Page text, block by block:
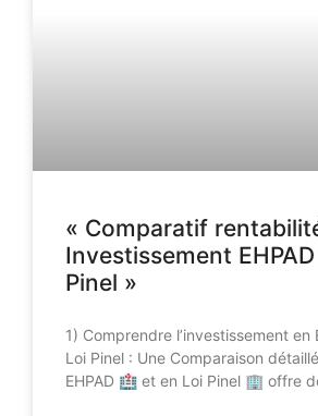
« Comparatif
Investissement
Pinel »
1) Comprendre l’investissement en
Loi Pinel : Une Comparaison
EHPAD 🏥 et en Loi Pinel 🏢 offre